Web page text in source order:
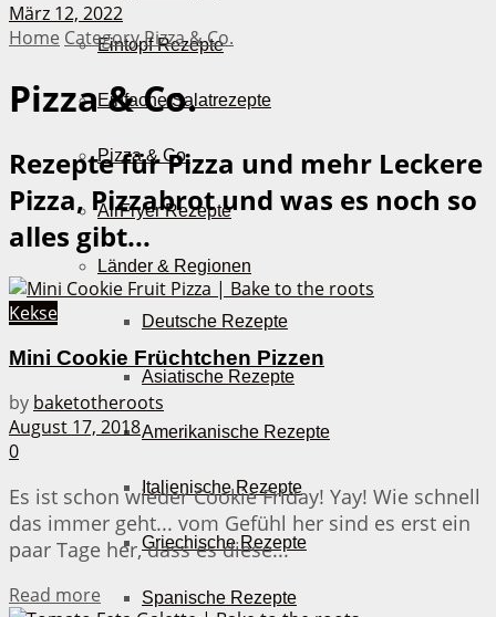
Eintopf Rezepte
Einfache Salatrezepte
Pizza & Co.
AirFryer Rezepte
Länder & Regionen
Deutsche Rezepte
Asiatische Rezepte
Amerikanische Rezepte
Italienische Rezepte
Griechische Rezepte
Spanische Rezepte
März 12, 2022
Home CategoryPizza & Co.
Pizza & Co.
Rezepte für Pizza und mehr Leckere
Pizza, Pizzabrot und was es noch so
alles gibt...
Kekse
Mini Cookie Früchtchen Pizzen
by baketotheroots
August 17, 2018
0
Es ist schon wieder Cookie Friday! Yay! Wie schnell
das immer geht... vom Gefühl her sind es erst ein
paar Tage her, dass es diese...
Read more Details